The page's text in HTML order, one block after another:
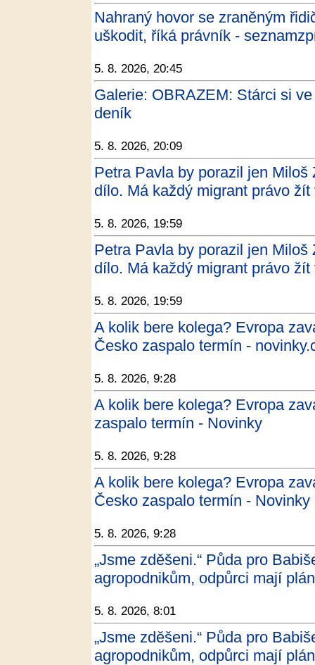
Nahraný hovor se zraněným
uškodit, říká právník -
5. 8. 2026, 20:45
Galerie: OBRAZEM: Stárci si
deník
5. 8. 2026, 20:09
Petra Pavla by porazil jen
dílo. Má každý migrant právo
5. 8. 2026, 19:59
Petra Pavla by porazil jen
dílo. Má každý migrant právo
5. 8. 2026, 19:59
A kolik bere kolega? Evropa
Česko zaspalo termín -
5. 8. 2026, 9:28
A kolik bere kolega? Evropa
zaspalo termín - Novinky
5. 8. 2026, 9:28
A kolik bere kolega? Evropa
Česko zaspalo termín - Novinky
5. 8. 2026, 9:28
„Jsme zděšeni.“ Půda pro
agropodnikům, odpůrci mají
5. 8. 2026, 8:01
„Jsme zděšeni.“ Půda pro
agropodnikům, odpůrci mají